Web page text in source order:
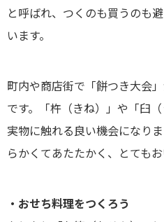
と呼ばれ、つくのも買うのも
います。
町内や商店街で「餅つき大会
です。「杵（きね）」や「臼
実物に触れる良い機会になり
らかくてあたたかく、とてもお
・おせち料理をつくろう